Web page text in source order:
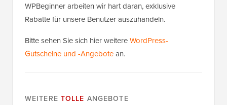
WPBeginner arbeiten wir hart daran, exklusive
Rabatte für unsere Benutzer auszuhandeln.
Bitte sehen Sie sich hier weitereWordPress-
Gutscheine und -Angebotean.
WEITERE TOLLE ANGEBOTE